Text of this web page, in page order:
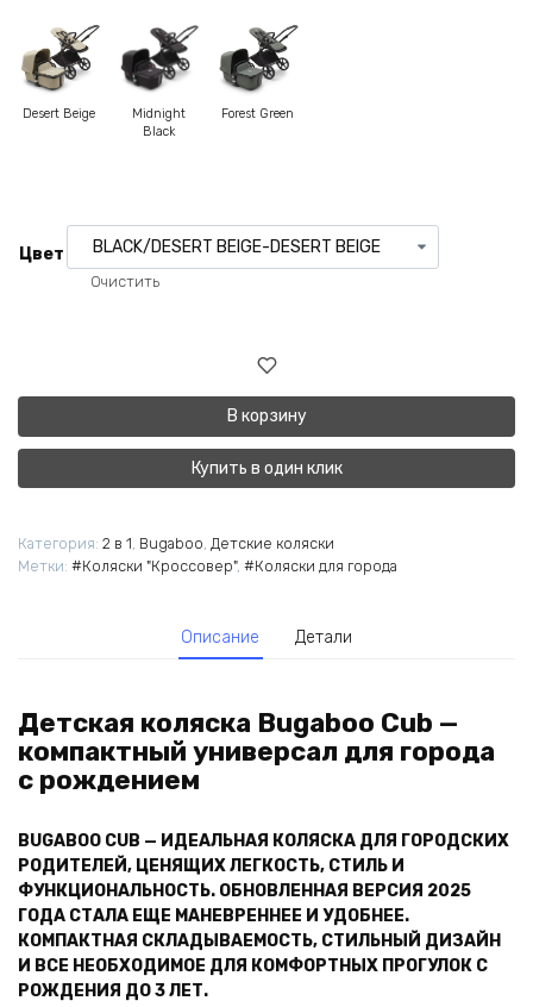
Desert Beige
Midnight
Black
Forest Green
Цвет
Очистить
В корзину
Купить в один клик
Категория: 2 в 1, Bugaboo, Детские коляски
Метки: #Коляски "Кроссовер", #Коляски для города
Описание Детали
Детская коляска Bugaboo Cub —
компактный универсал для города
с рождением
BUGABOO CUB — ИДЕАЛЬНАЯ КОЛЯСКА ДЛЯ ГОРОДСКИХ
РОДИТЕЛЕЙ, ЦЕНЯЩИХ ЛЕГКОСТЬ, СТИЛЬ И
ФУНКЦИОНАЛЬНОСТЬ. ОБНОВЛЕННАЯ ВЕРСИЯ 2025
ГОДА СТАЛА ЕЩЕ МАНЕВРЕННЕЕ И УДОБНЕЕ.
КОМПАКТНАЯ СКЛАДЫВАЕМОСТЬ, СТИЛЬНЫЙ ДИЗАЙН
И ВСЕ НЕОБХОДИМОЕ ДЛЯ КОМФОРТНЫХ ПРОГУЛОК С
РОЖДЕНИЯ ДО 3 ЛЕТ.